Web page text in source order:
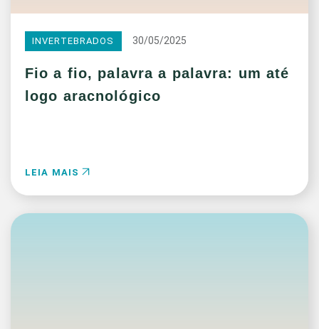
INVERTEBRADOS 30/05/2025
Fio a fio, palavra a palavra: um até
logo aracnológico
LEIA MAIS